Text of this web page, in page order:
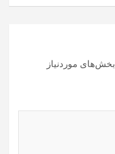
بخش‌های موردنیاز